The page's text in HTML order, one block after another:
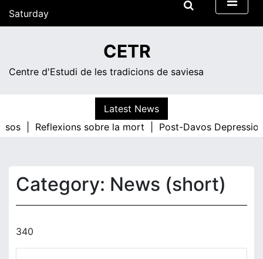
Saturday
CETR
Centre d'Estudi de les tradicions de saviesa
Latest News
|
Reflexions sobre la mort | Post-Davos
Category: News (short)
340